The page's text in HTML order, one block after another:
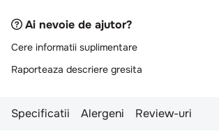
Ai nevoie de ajutor?
Cere informatii suplimentare
Raporteaza descriere gresita
Specificatii Alergeni Review-uri